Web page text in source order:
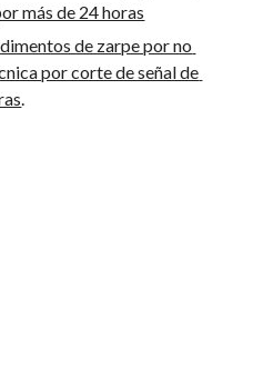
más de 24 horas
de zarpe por no
por corte de señal de
.